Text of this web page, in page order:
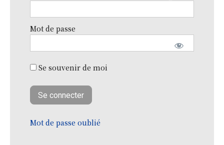
Mot de passe
Se souvenir de moi
Mot de passe oublié